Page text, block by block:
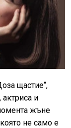
щастие“,
и
жъне
не само е